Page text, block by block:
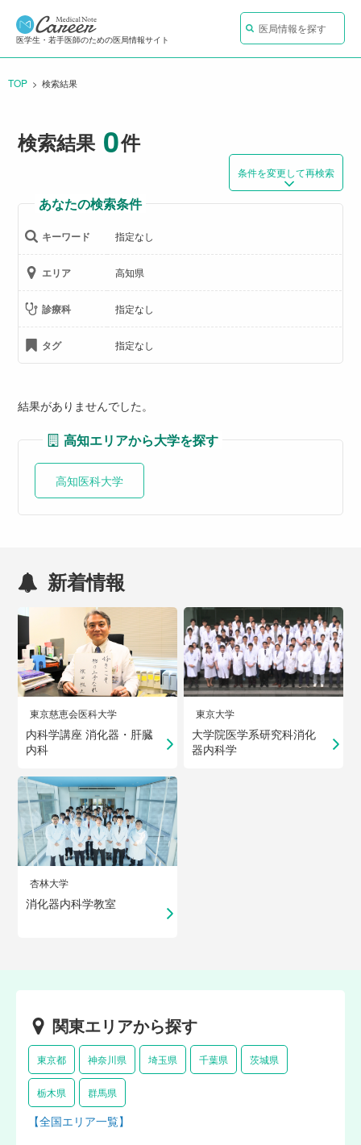
医学生・若手医師のための医局情報サイト
医局情報を探す
TOP CURRENT:
検索結果
検索結果 0件
条件を変更して再検索
あなたの検索条件
キーワード 指定なし
エリア 高知県
診療科 指定なし
タグ 指定なし
結果がありませんでした。
高知エリアから大学を探す
高知医科大学
新着情報
東京慈恵会医科大学
内科学講座 消化器・肝臓
内科
東京大学
大学院医学系研究科消化
器内科学
杏林大学
消化器内科学教室
関東エリアから探す
東京都 神奈川県 埼玉県 千葉県 茨城県
栃木県 群馬県
【全国エリア一覧】